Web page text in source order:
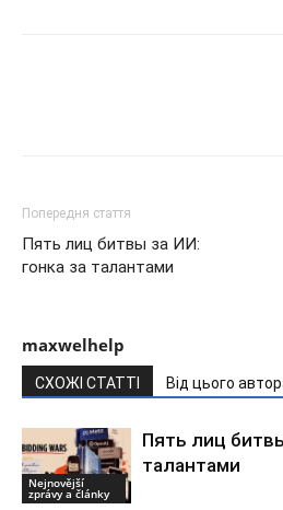
Попередня стаття
Пять лиц битвы за ИИ:
гонка за талантами
maxwelhelp
СХОЖІ СТАТТІ Від цього
Nejnovější
zprávy a články
Пять лиц
талантами